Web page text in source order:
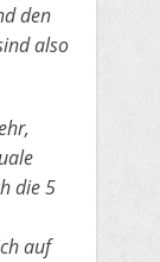
den
also
die 5
auf